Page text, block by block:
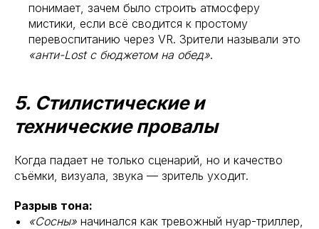
понимает, зачем было строить атмосферу
мистики, если всё сводится к простому
перевоспитанию через VR. Зрители называли это
«анти-Lost с бюджетом на обед».
5. Стилистические и
технические провалы
Когда падает не только сценарий, но и качество
съёмки, визуала, звука — зритель уходит.
Разрыв тона:
«Сосны» начинался как тревожный нуар-триллер,